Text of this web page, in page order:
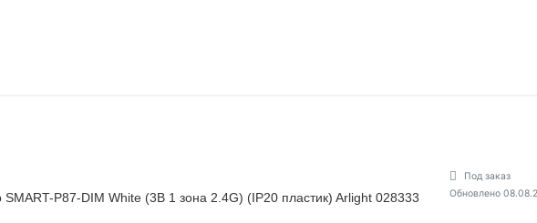
SMART-P87-DIM White (3В 1 зона 2.4G) (IP20 пластик) Arlight 028333
Под заказ
Обновлено